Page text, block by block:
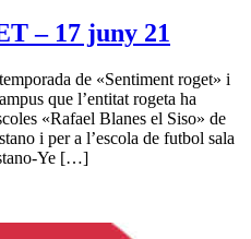
– 17 juny 21
de «Sentiment roget» i
que l’entitat rogeta ha
«Rafael Blanes el Siso» de
i per a l’escola de futbol sala
Ye […]